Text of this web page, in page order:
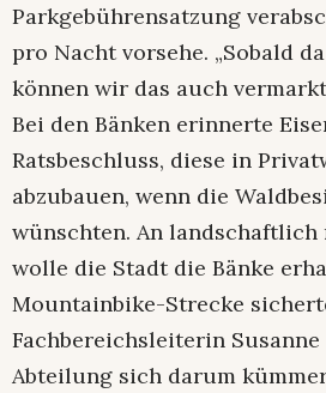
Parkgebührensatzung
pro Nacht vorsehe. „Sobald
können wir das auch
Bei den Bänken erinnerte
Ratsbeschluss, diese in
abzubauen, wenn die
wünschten. An
wolle die Stadt die Bänke
Mountainbike-Strecke
Fachbereichsleiterin Susanne
Abteilung sich darum